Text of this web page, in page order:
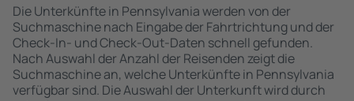
Die Unterkünfte in Pennsylvania werden von der
Suchmaschine nach Eingabe der Fahrtrichtung und der
Check-In- und Check-Out-Daten schnell gefunden.
Nach Auswahl der Anzahl der Reisenden zeigt die
Suchmaschine an, welche Unterkünfte in Pennsylvania
verfügbar sind. Die Auswahl der Unterkunft wird durch